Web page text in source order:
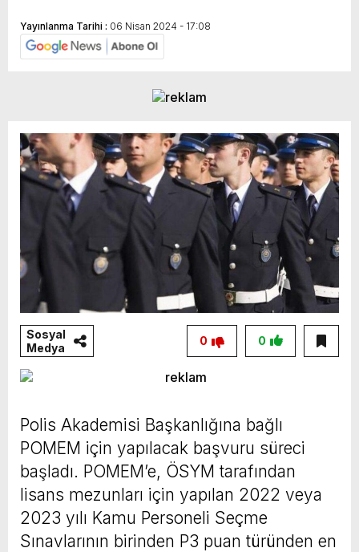
Yayınlanma Tarihi : 06 Nisan 2024 - 17:08
Sosyal
Medya
0
0
Polis Akademisi Başkanlığına bağlı
POMEM için yapılacak başvuru süreci
başladı. POMEM’e, ÖSYM tarafından
lisans mezunları için yapılan 2022 veya
2023 yılı Kamu Personeli Seçme
Sınavlarının birinden P3 puan türünden en